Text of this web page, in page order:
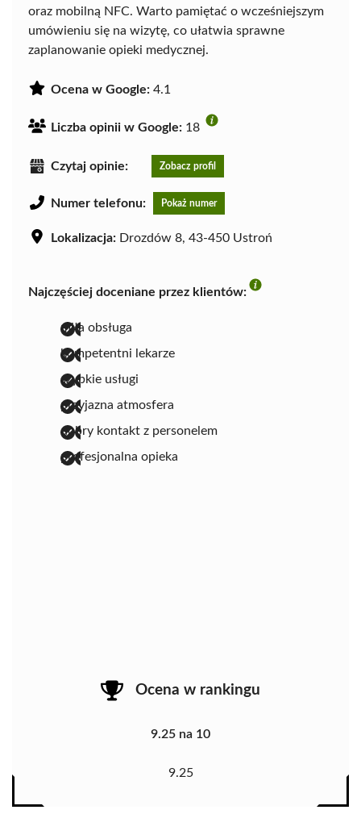
oraz mobilną NFC. Warto pamiętać o wcześniejszym
umówieniu się na wizytę, co ułatwia sprawne
zaplanowanie opieki medycznej.
Ocena w Google: 4.1
Liczba opinii w Google: 18
Czytaj opinie: Zobacz profil
Numer telefonu: Pokaż numer
Lokalizacja: Drozdów 8, 43-450 Ustroń
Najczęściej doceniane przez klientów:
miła obsługa
kompetentni lekarze
szybkie usługi
przyjazna atmosfera
dobry kontakt z personelem
profesjonalna opieka
Ocena w rankingu
9.25 na 10
9.25